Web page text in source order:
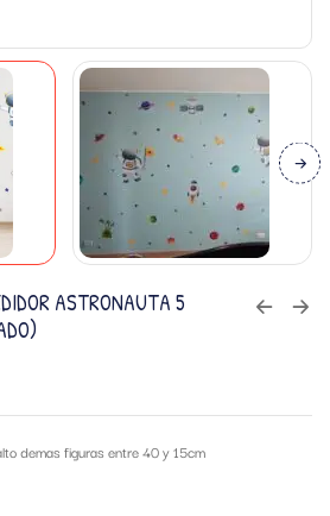
ASTRONAUTA 5
demas figuras entre 40 y 15cm